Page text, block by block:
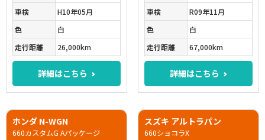
車検
H10年05月
色
白
走行距離
26,000km
詳細はこちら
車検
R09年11月
色
白
走行距離
67,000km
詳細はこちら
ホンダ N-WGN
660カスタムG Aパッケージ
スズキ アルトラパン
660ショコラX